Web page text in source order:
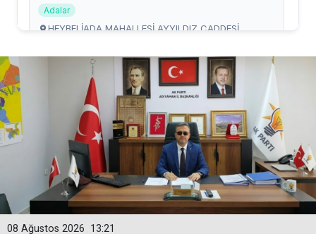
13:21
08 Ağustos 2026